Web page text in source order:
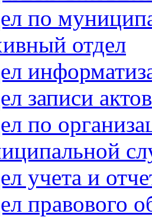
по
отдел
записи
по
учета и
правового